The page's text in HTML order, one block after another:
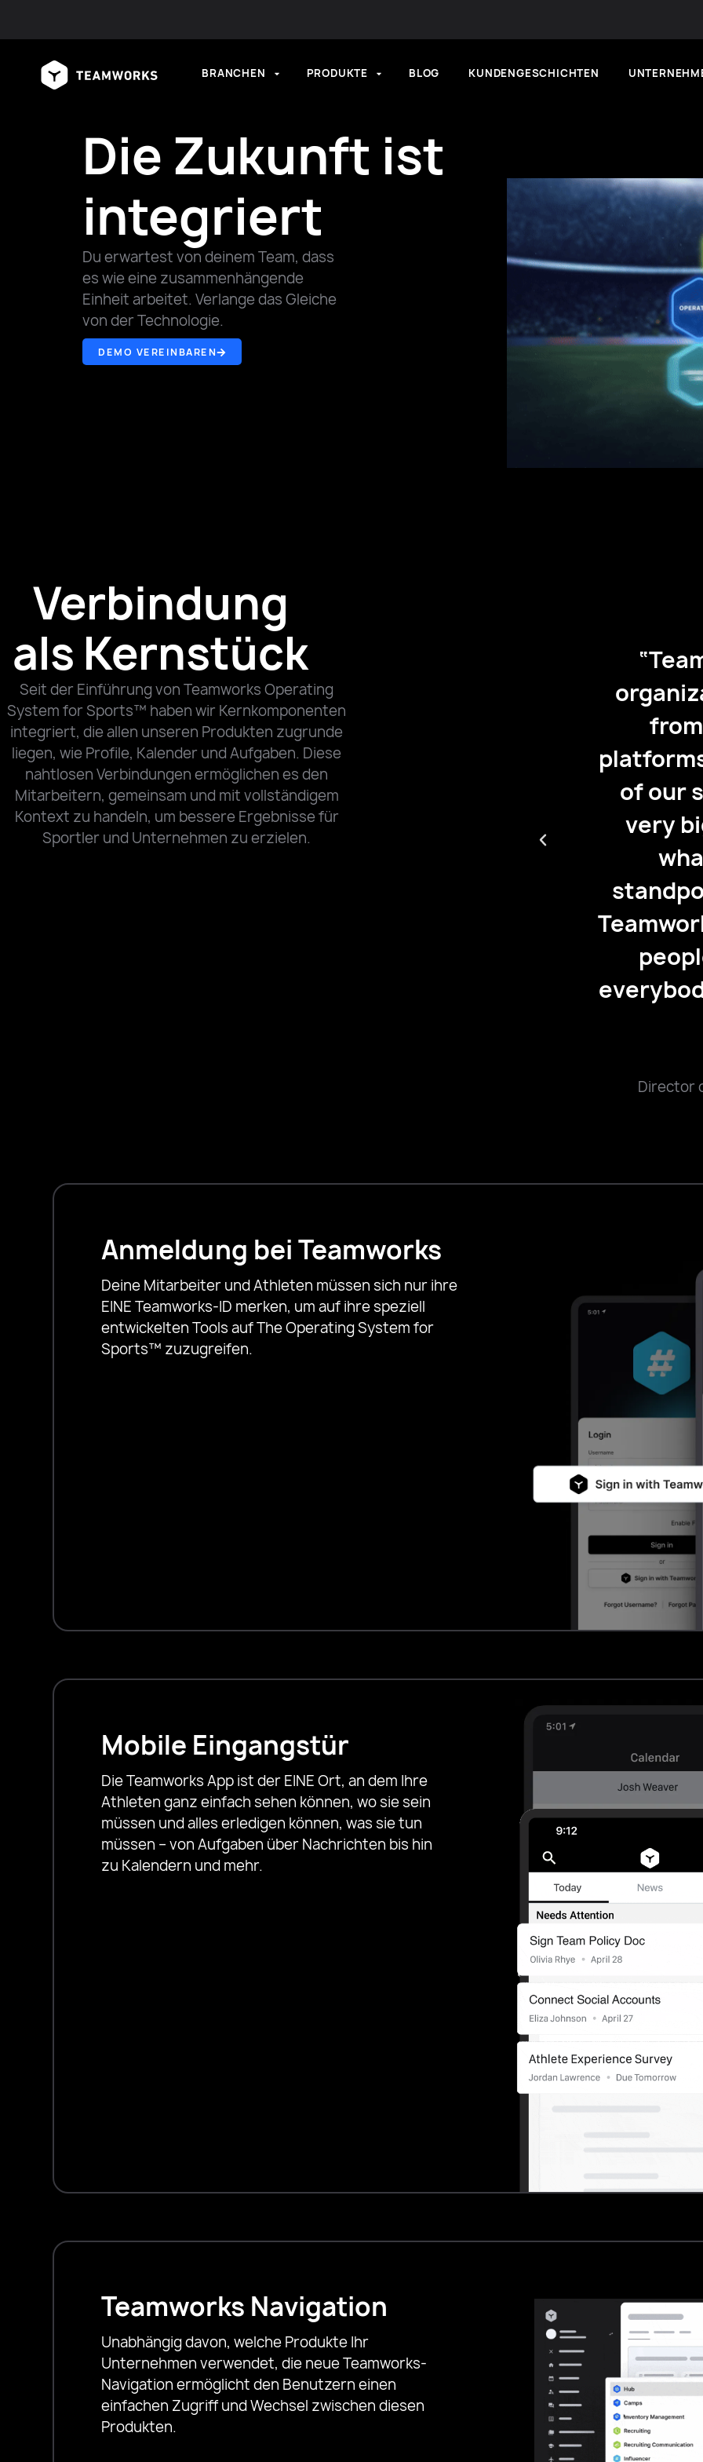
BRANCHEN PRODUKTE BLOG KUNDENGESCHICHTEN
Die Zukunft ist
integriert
Du erwartest von deinem Team, dass
es wie eine zusammenhängende
Einheit arbeitet. Verlange das Gleiche
von der Technologie.
DEMO VEREINBAREN
Verbindung
als Kernstück
Seit der Einführung von Teamworks Operating
System for Sports™ haben wir Kernkomponenten
integriert, die allen unseren Produkten zugrunde
liegen, wie Profile, Kalender und Aufgaben. Diese
nahtlosen Verbindungen ermöglichen es den
Mitarbeitern, gemeinsam und mit vollständigem
Kontext zu handeln, um bessere Ergebnisse für
Sportler und Unternehmen zu erzielen.
can focus
one
student-
about
effective
been a
“Teamworks has helped our
organization tremendously just
from the consolidation of
platforms, and being able to get all
of our staff on one page. We're
very big and we're different in
the
our
then
Director of
Anmeldung bei Teamworks
Deine Mitarbeiter und Athleten müssen sich nur ihre
EINE Teamworks-ID merken, um auf ihre speziell
entwickelten Tools auf The Operating System for
Sports™ zuzugreifen.
Mobile Eingangstür
Die Teamworks App ist der EINE Ort, an dem Ihre
Athleten ganz einfach sehen können, wo sie sein
müssen und alles erledigen können, was sie tun
müssen – von Aufgaben über Nachrichten bis hin
zu Kalendern und mehr.
Teamworks Navigation
Unabhängig davon, welche Produkte Ihr
Unternehmen verwendet, die neue Teamworks-
Navigation ermöglicht den Benutzern einen
einfachen Zugriff und Wechsel zwischen diesen
Produkten.